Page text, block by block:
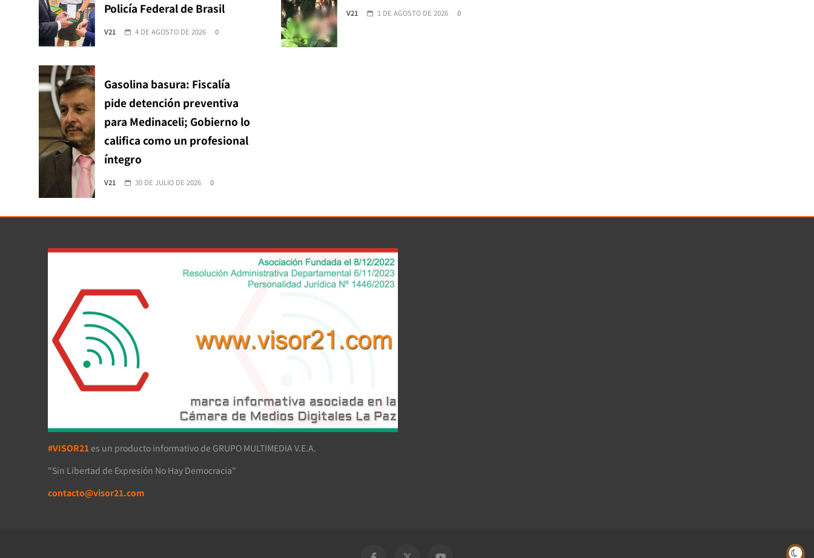
Policía Federal de Brasil
V21 4 DE AGOSTO DE 2026 0
V21 1 DE AGOSTO DE 2026 0
Gasolina basura: Fiscalía
pide detención preventiva
para Medinaceli; Gobierno lo
califica como un profesional
íntegro
V21 30 DE JULIO DE 2026 0
#VISOR21 es un producto informativo de GRUPO MULTIMEDIA V.E.A.
"Sin Libertad de Expresión No Hay Democracia"
contacto@visor21.com